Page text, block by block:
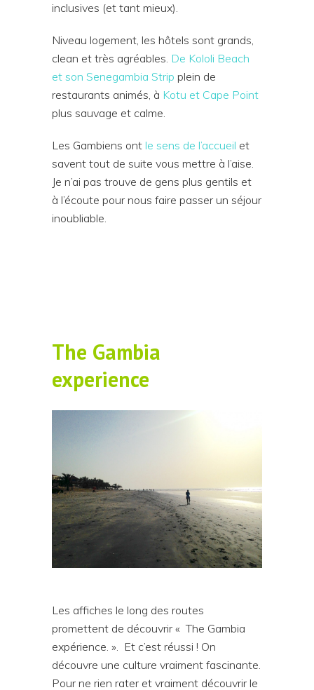
inclusives (et tant mieux).
Niveau logement, les hôtels sont grands,
clean et très agréables. De Kololi Beach
et son Senegambia Strip plein de
restaurants animés, à Kotu et Cape Point
plus sauvage et calme.
Les Gambiens ont le sens de l’accueil et
savent tout de suite vous mettre à l’aise.
Je n’ai pas trouve de gens plus gentils et
à l’écoute pour nous faire passer un séjour
inoubliable.
The Gambia
experience
Les affiches le long des routes
promettent de découvrir « The Gambia
expérience. ». Et c’est réussi ! On
découvre une culture vraiment fascinante.
Pour ne rien rater et vraiment découvrir le